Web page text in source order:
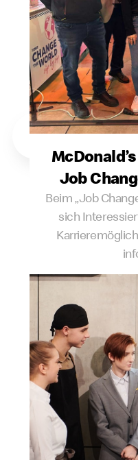
Job
Beim „Job
sich